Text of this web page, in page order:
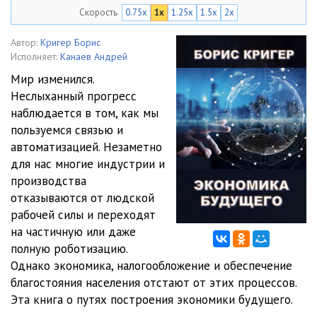
05 - Замена всех обычных налогов на единый автоматический
налог на движение денег
06 - Переменный процент налога в зависимости от темпа
пополнения бюджета в течении года 01:33
07 - Индивидуальный процент налогов в зависимости от объема
финансолвых операций 01:02
08 - Освобождение от индивидуальной ответственности за
уплату налогов 00:40
09 - Преодоление совпротивления реформе 05:06
10 - Предотвращение финансовых кризисов 01:18
11 - Ограничение роста бюджета 01:35
12 - Снижение внешнего долга 01:50
13 - Кризисные ситуации
14 - Снижение затрат на сбор налогов 00:37
15 - Критика существующей системы налогооблажения 05:57
Скорость 0.75x 1x 1.25x 1.5x 2x
Автор: Кригер Борис
Исполняет: Канаев Андрей
Мир изменился.
Неслыханный прогресс
наблюдается в том, как мы
пользуемся связью и
автоматизацией. Незаметно
для нас многие индустрии и
производства
отказываются от людской
рабочей силы и переходят
на частичную или даже
полную роботизацию.
Однако экономика, налогообложение и обеспечение
благостояния населения отстают от этих процессов.
Эта книга о путях построения экономики будущего.